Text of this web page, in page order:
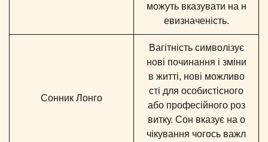
можуть вказувати на н
евизначеність.
Сонник Лонго
Вагітність символізує
нові починання і зміни
в житті, нові можливо
сті для особистісного
або професійного роз
витку. Сон вказує на о
чікування чогось важл